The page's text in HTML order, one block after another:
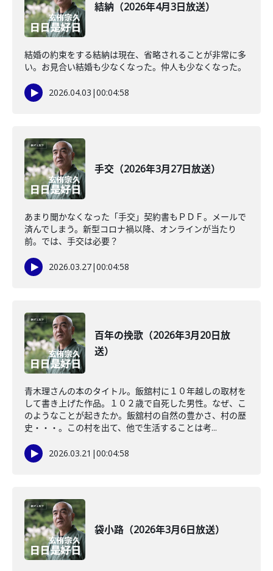
結納（2026年4月3日放送）
結婚の約束をする結納は現在、省略されることが非常に多
い。お見合い結婚も少なくなった。仲人も少なくなった。
2026.04.03 |00:04:58
手交（2026年3月27日放送）
あまり聞かなくなった「手交」契約書もＰＤＦ。メールで
済んでしまう。新型コロナ禍以降、オンラインが当たり
前。では、手交は必要？
2026.03.27|00:04:58
百年の挽歌（2026年3月20日放
送）
青木理さんの本のタイトル。飯舘村に１０年越しの取材を
して書き上げた作品。１０２歳で自死した男性。なぜ、こ
のようなことが起きたか。飯舘村の自然の豊かさ、村の歴
史・・・。この村を出て、他で生活することは考...
2026.03.21 |00:04:58
袋小路（2026年3月6日放送）